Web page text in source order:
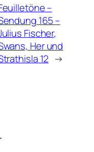
–
165 –
Fischer,
Her und
12 →